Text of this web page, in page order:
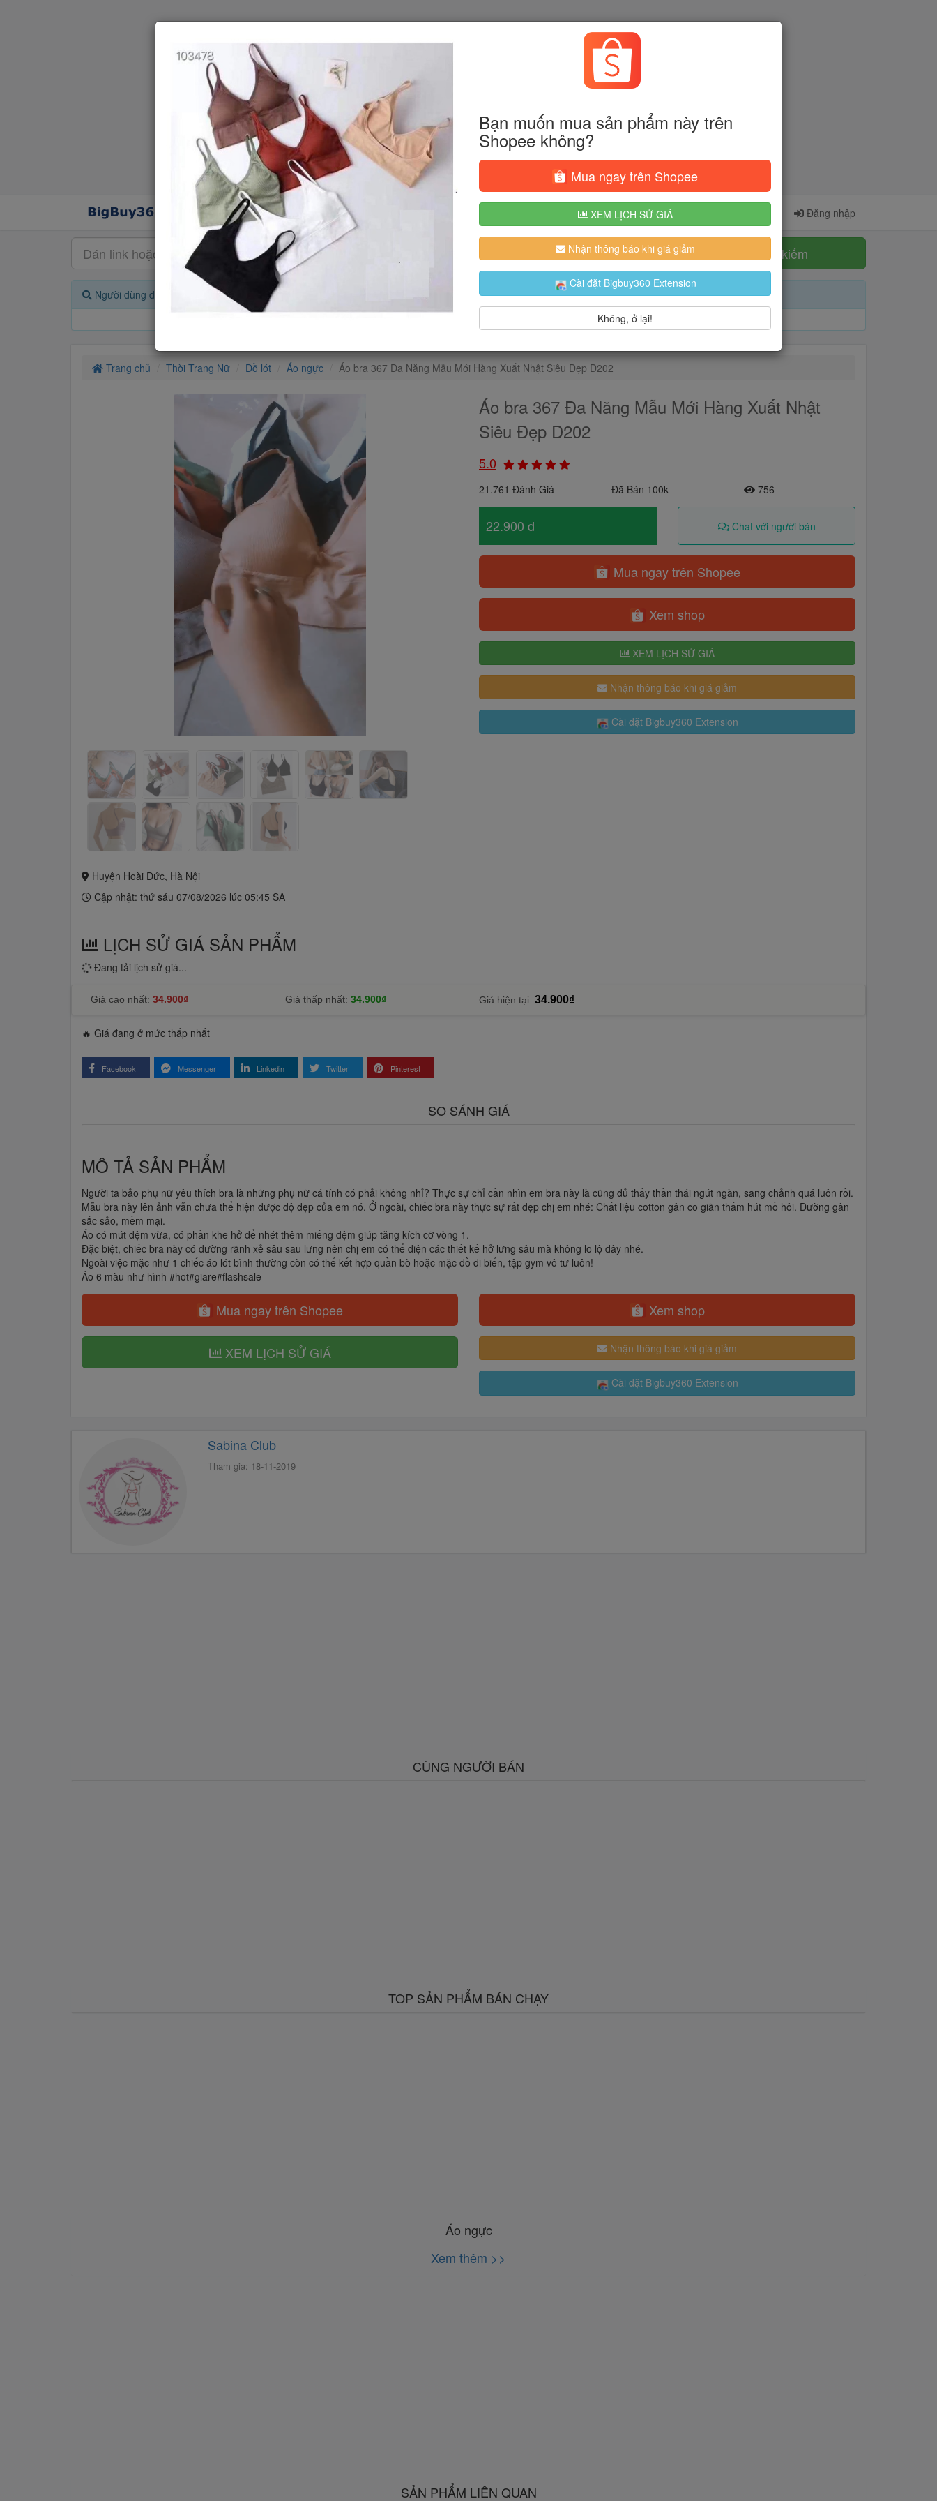
Cài đặt Extension Đăng nhập
Tìm kiếm
Người dùng đang quan tâm đến 🔥...
Trang chủ Thời Trang Nữ Đồ lót Áo ngực Áo bra 367 Đa Năng Mẫu Mới Hàng Xuất Nhật Siêu Đẹp D202
Áo bra 367 Đa Năng Mẫu Mới Hàng Xuất Nhật
Siêu Đẹp D202
5.0
21.761 Đánh Giá Đã Bán 100k 756
22.900 đ Chat với người bán
Mua ngay trên Shopee
Xem shop
XEM LỊCH SỬ GIÁ
Nhận thông báo khi giá giảm
Cài đặt Bigbuy360 Extension
Huyện Hoài Đức, Hà Nội
Cập nhật: thứ sáu 07/08/2026 lúc 05:45 SA
LỊCH SỬ GIÁ SẢN PHẨM
Đang tải lịch sử giá...
Giá cao nhất: 34.900₫ Giá thấp nhất: 34.900₫ Giá hiện tại: 34.900₫
🔥 Giá đang ở mức thấp nhất
Facebook Messenger Linkedin Twitter Pinterest
SO SÁNH GIÁ
MÔ TẢ SẢN PHẨM
Người ta bảo phụ nữ yêu thích bra là những phụ nữ cá tính có phải không nhỉ? Thực sự chỉ cần nhìn em bra này là cũng đủ thấy thần thái ngút ngàn, sang chảnh quá luôn rồi.
Mẫu bra này lên ảnh vẫn chưa thể hiện được độ đẹp của em nó. Ở ngoài, chiếc bra này thực sự rất đẹp chị em nhé: Chất liệu cotton gân co giãn thấm hút mồ hôi. Đường gân
sắc sảo, mềm mại.
Áo có mút đệm vừa, có phần khe hở để nhét thêm miếng đệm giúp tăng kích cỡ vòng 1.
Đặc biệt, chiếc bra này có đường rãnh xẻ sâu sau lưng nên chị em có thể diện các thiết kế hở lưng sâu mà không lo lộ dây nhé.
Ngoài việc mặc như 1 chiếc áo lót bình thường còn có thể kết hợp quần bò hoặc mặc đồ đi biển, tập gym vô tư luôn!
Áo 6 màu như hình #hot#giare#flashsale
Mua ngay trên Shopee Xem shop
XEM LỊCH SỬ GIÁ Nhận thông báo khi giá giảm
Cài đặt Bigbuy360 Extension
Sabina Club
Tham gia: 18-11-2019
CÙNG NGƯỜI BÁN
TOP SẢN PHẨM BÁN CHẠY
Áo ngực
Xem thêm >>
SẢN PHẨM LIÊN QUAN
Bạn muốn mua sản phẩm này trên
Shopee không?
Mua ngay trên Shopee
XEM LỊCH SỬ GIÁ
Nhận thông báo khi giá giảm
Cài đặt Bigbuy360 Extension
Không, ở lại!